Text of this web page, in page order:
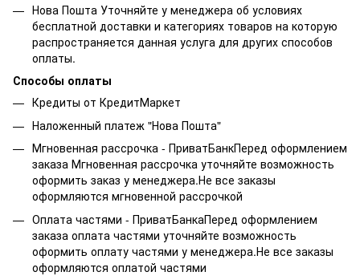
Нова Пошта Уточняйте у менеджера об условиях
бесплатной доставки и категориях товаров на которую
распространяется данная услуга для других способов
оплаты.
Способы оплаты
Кредиты от КредитМаркет
Наложенный платеж "Нова Пошта"
Мгновенная рассрочка - ПриватБанкПеред оформлением
заказа Мгновенная рассрочка уточняйте возможность
оформить заказ у менеджера.Не все заказы
оформляются мгновенной рассрочкой
Оплата частями - ПриватБанкаПеред оформлением
заказа оплата частями уточняйте возможность
оформить оплату частями у менеджера.Не все заказы
оформляются оплатой частями